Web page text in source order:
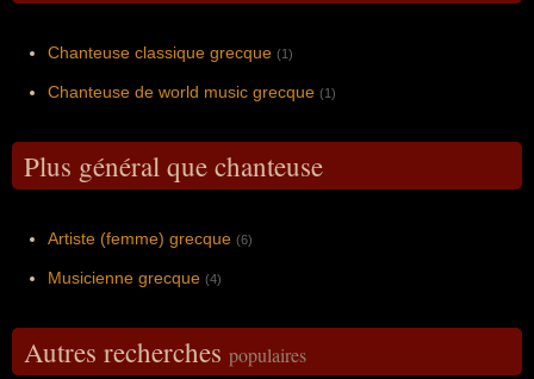
Chanteuse classique grecque (1)
Chanteuse de world music grecque (1)
Plus général que chanteuse
Artiste (femme) grecque (6)
Musicienne grecque (4)
Autres recherches populaires